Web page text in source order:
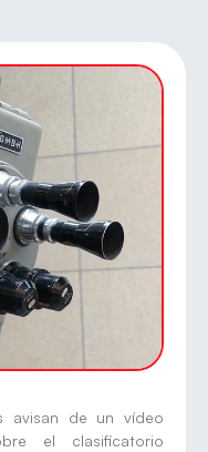
avisan de un vídeo
el clasificatorio